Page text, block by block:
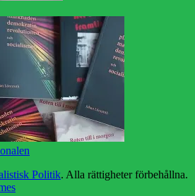
Politik. Alla rättigheter förbehållna.